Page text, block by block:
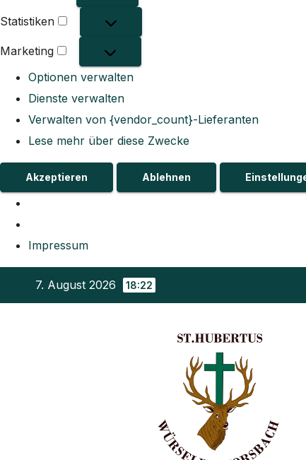
Statistiken
Statistiken
Marketing
Marketing
Optionen verwalten
Dienste verwalten
Verwalten von {vendor_count}-Lieferanten
Lese mehr über diese Zwecke
Akzeptieren Ablehnen
Impressum
7. August 2026 18:22